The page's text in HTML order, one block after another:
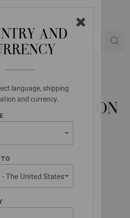
AND
language, shipping
and currency.
- The United States
GROSSA
1 - ÉDITION
Hiver 2025/26